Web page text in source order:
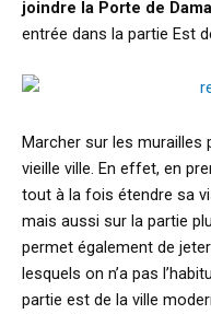
joindre la Porte de
entrée dans la partie Est
Marcher sur les murailles
vieille ville. En effet, en
tout à la fois étendre sa
mais aussi sur la partie
permet également de
lesquels on n’a pas
partie est de la ville